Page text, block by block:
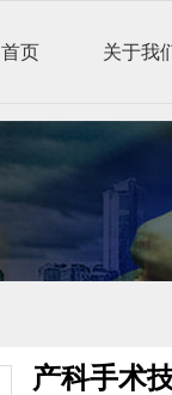
首页 关于我
产科手术